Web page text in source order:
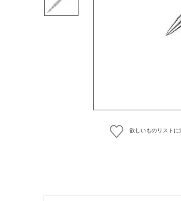
欲しいものリストに